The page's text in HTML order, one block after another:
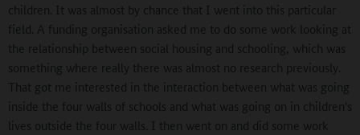
children. It was almost by chance that I went into this particular
field. A funding organisation asked me to do some work looking at
the relationship between social housing and schooling, which was
something where really there was almost no research previously.
That got me interested in the interaction between what was going
inside the four walls of schools and what was going on in children's
lives outside the four walls. I then went on and did some work